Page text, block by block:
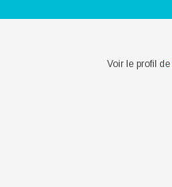
Voir le profil de